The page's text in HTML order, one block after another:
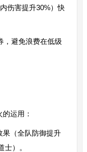
伤害提升30%）快
，避免浪费在低级
运用：
果（全队防御提升
）。